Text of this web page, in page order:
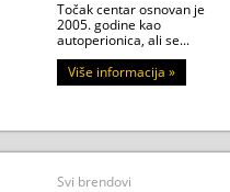
Točak centar osnovan je
2005. godine kao
autoperionica, ali se...
Više informacija »
Svi brendovi